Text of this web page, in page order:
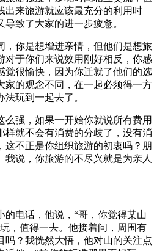
出来旅游就应该最充分的利用时
致了大家的进一步疲惫。
，你是想增进亲情，但他们是想旅
对于你们来说效用刚好相反，你感
觉很愉快，因为你迁就了他们的选
家的观念不同，在一起必须得一方
玩到一起去了。
么强，如果一开始你就说所有费用
样就不会有消费的分歧了，没有消
这不正是你组织旅游的初衷吗？朋
我说，你旅游的不尽兴就是为亲人
的电话，他说，“哥，你觉得某山
，值得一去。他接着问，周围有
吗？我恍然大悟，他对山的关注点